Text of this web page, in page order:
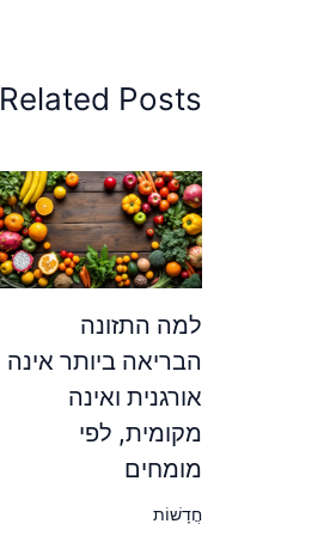
Related Posts
למה התזונה
הבריאה ביותר אינה
אורגנית ואינה
מקומית, לפי
מומחים
חֲדָשׁוֹת